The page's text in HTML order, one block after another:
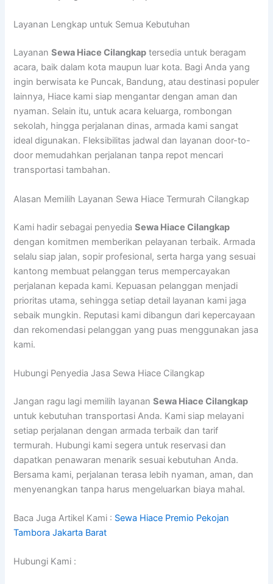
Layanan Lengkap untuk Semua Kebutuhan
LayananSewa Hiace Cilangkap tersedia untuk beragam
acara, baik dalam kota maupun luar kota. Bagi Anda yang
ingin berwisata ke Puncak, Bandung, atau destinasi populer
lainnya, Hiace kami siap mengantar dengan aman dan
nyaman. Selain itu, untuk acara keluarga, rombongan
sekolah, hingga perjalanan dinas, armada kami sangat
ideal digunakan. Fleksibilitas jadwal dan layanan door-to-
door memudahkan perjalanan tanpa repot mencari
transportasi tambahan.
Alasan Memilih Layanan Sewa Hiace Termurah Cilangkap
Kami hadir sebagai penyediaSewa Hiace Cilangkap
dengan komitmen memberikan pelayanan terbaik. Armada
selalu siap jalan, sopir profesional, serta harga yang sesuai
kantong membuat pelanggan terus mempercayakan
perjalanan kepada kami. Kepuasan pelanggan menjadi
prioritas utama, sehingga setiap detail layanan kami jaga
sebaik mungkin. Reputasi kami dibangun dari kepercayaan
dan rekomendasi pelanggan yang puas menggunakan jasa
kami.
Hubungi Penyedia Jasa Sewa Hiace Cilangkap
Jangan ragu lagi memilih layananSewa Hiace Cilangkap
untuk kebutuhan transportasi Anda. Kami siap melayani
setiap perjalanan dengan armada terbaik dan tarif
termurah. Hubungi kami segera untuk reservasi dan
dapatkan penawaran menarik sesuai kebutuhan Anda.
Bersama kami, perjalanan terasa lebih nyaman, aman, dan
menyenangkan tanpa harus mengeluarkan biaya mahal.
Baca Juga Artikel Kami : Sewa Hiace Premio Pekojan
Tambora Jakarta Barat
Hubungi Kami :